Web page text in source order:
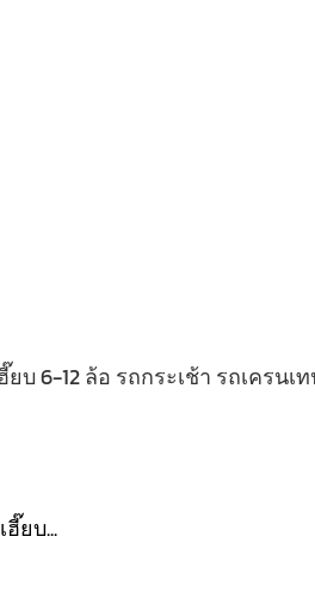
บ 6-12 ล้อ รถกระเช้า รถเครน
ยบ...